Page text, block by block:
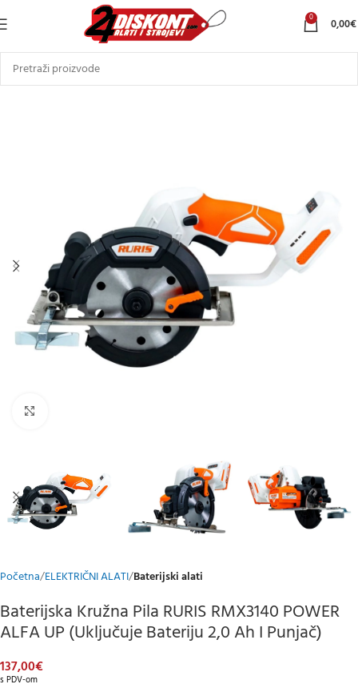
0 0,00€
Početna ELEKTRIČNI ALATI Baterijski alati
Baterijska Kružna Pila RURIS RMX3140 POWER
ALFA UP (uključuje Bateriju 2,0 Ah I Punjač)
137,00€
s PDV-om